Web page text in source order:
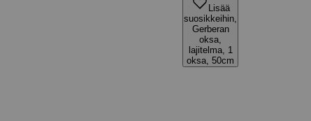
Lisää
suosikkeihin,
Gerberan
oksa,
lajitelma, 1
oksa, 50cm